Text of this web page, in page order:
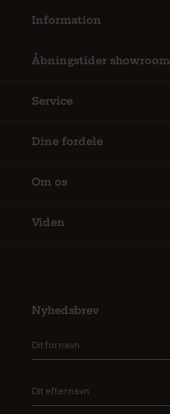
Information
Åbningstider showroom
Service
Dine fordele
Om os
Viden
Nyhedsbrev